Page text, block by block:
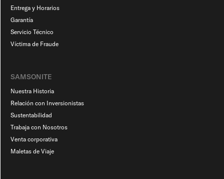
Entrega y Horarios
Garantía
Servicio Técnico
Víctima de Fraude
SAMSONITE
Nuestra Historia
Relación con Inversionistas
Sustentabilidad
Trabaja con Nosotros
Venta corporativa
Maletas de Viaje​